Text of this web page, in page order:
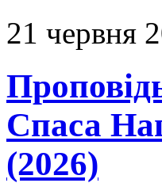
21 червня
Спаса
(2026)